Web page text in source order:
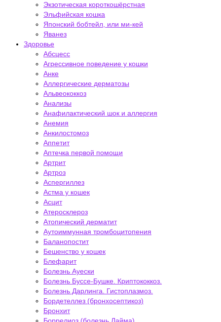
Экзотическая короткошёрстная
Эльфийская кошка
Японский бобтейл, или ми-кей
Яванез
Здоровье
Абсцесс
Агрессивное поведение у кошки
Анке
Аллергические дерматозы
Альвеококкоз
Анализы
Анафилактический шок и аллергия
Анемия
Анкилостомоз
Аппетит
Аптечка первой помощи
Артрит
Артроз
Аспергиллез
Астма у кошек
Асцит
Атеросклероз
Атопический дерматит
Аутоиммунная тромбоцитопения
Баланопостит
Бешенство у кошек
Блефарит
Болезнь Ауески
Болезнь Буссе-Бушке. Криптококкоз.
Болезнь Дарлинга. Гистоплазмоз.
Бордетеллез (бронхосептикоз)
Бронхит